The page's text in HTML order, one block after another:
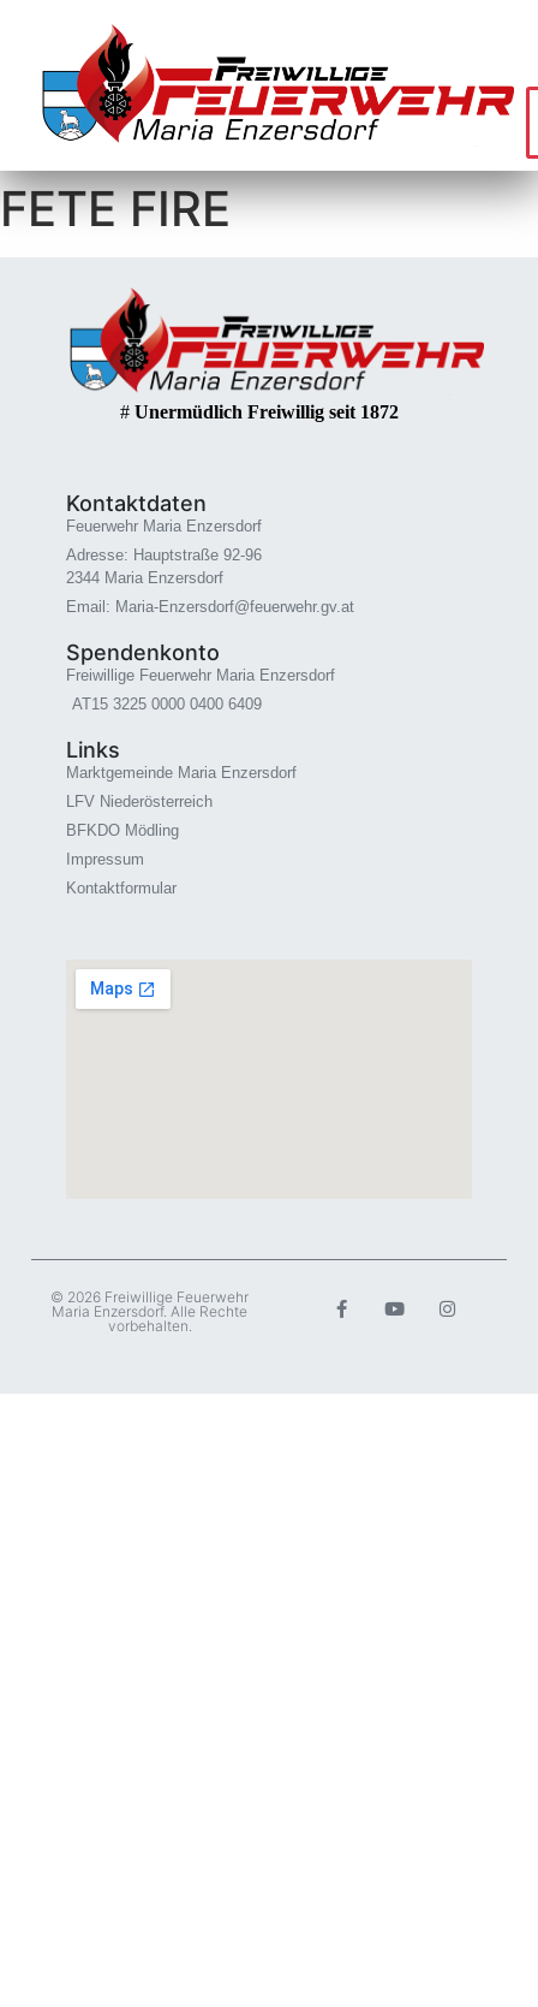
FETE FIRE
# Unermüdlich Freiwillig seit 1872
Kontaktdaten
Feuerwehr Maria Enzersdorf
Adresse: Hauptstraße 92-96
2344 Maria Enzersdorf
Email: Maria-Enzersdorf@feuerwehr.gv.at
Spendenkonto
Freiwillige Feuerwehr Maria Enzersdorf
AT15 3225 0000 0400 6409
Links
Marktgemeinde Maria Enzersdorf
LFV Niederösterreich
BFKDO Mödling
Impressum
Kontaktformular
© 2026 Freiwillige Feuerwehr
Maria Enzersdorf. Alle Rechte
vorbehalten.